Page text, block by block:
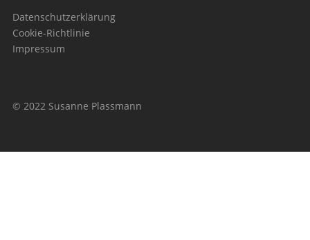
Datenschutzerklärung
Cookie-Richtlinie
Impressum
© 2022 Susanne Plassmann